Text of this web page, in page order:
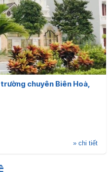
chuyên Biên Hoà,
» chi tiết